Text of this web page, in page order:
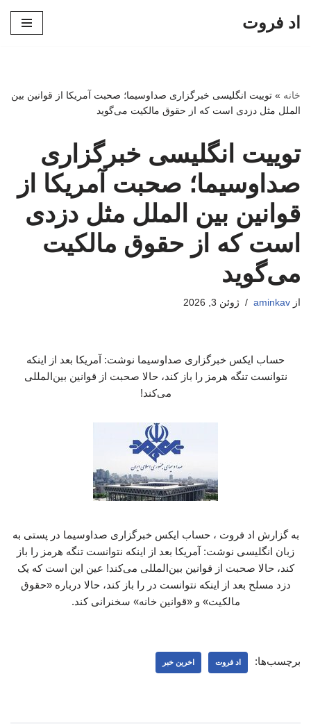
اد فروت
خانه » توییت انگلیسی خبرگزاری صداوسیما؛ صحبت آمریکا از قوانین بین
الملل مثل دزدی است که از حقوق مالکیت می‌گوید
توییت انگلیسی خبرگزاری
صداوسیما؛ صحبت آمریکا از
قوانین بین الملل مثل دزدی
است که از حقوق مالکیت
می‌گوید
از aminkav ژوئن 3, 2026
حساب ایکس خبرگزاری صداوسیما نوشت: آمریکا بعد از اینکه
نتوانست تنگه هرمز را باز کند، حالا صحبت از قوانین بین‌المللی
می‌کند!
به گزارش اد فروت ، حساب ایکس خبرگزاری صداوسیما در پستی به
زبان انگلیسی نوشت: آمریکا بعد از اینکه نتوانست تنگه هرمز را باز
کند، حالا صحبت از قوانین بین‌المللی می‌کند! عین این است که یک
دزد مسلح بعد از اینکه نتوانست در را باز کند، حالا درباره «حقوق
مالکیت» و «قوانین خانه» سخنرانی کند.
برچسب‌ها: اد فروت اخرین خبر